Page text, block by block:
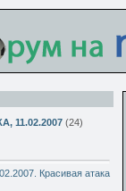
11.02.2007 (24)
Красивая атака